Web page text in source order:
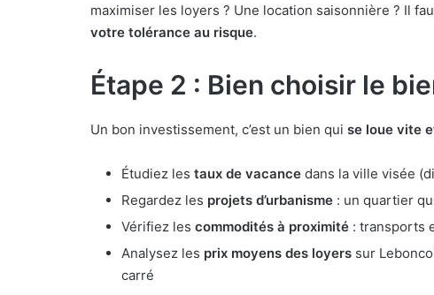
maximiser les loyers ? Une location saisonnière ? Il
votre tolérance au risque.
Étape 2 : Bien choisir le
Un bon investissement, c’est un bien qui se loue vite
Étudiez les taux de vacance dans la ville visée
Regardez les projets d’urbanisme : un quartier
Vérifiez les commodités à proximité : transports
Analysez les prix moyens des loyers sur
carré